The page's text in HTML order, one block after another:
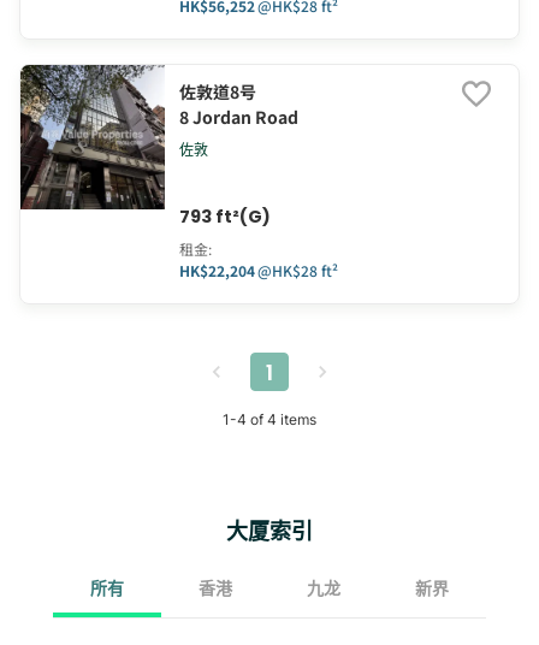
HK$56,252@HK$28 ft²
佐敦道8号
8 Jordan Road
佐敦
793 ft²(G)
租金:
HK$22,204@HK$28 ft²
1
1-4 of 4 items
大厦索引
所有 香港 九龙 新界